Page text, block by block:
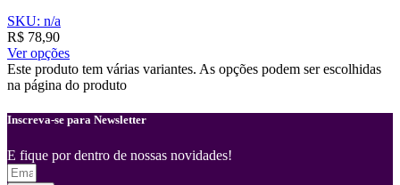
SKU: n/a
R$ 78,90
Ver opções
Este produto tem várias variantes. As opções podem ser escolhidas
na página do produto
Inscreva-se para Newsletter
E fique por dentro de nossas novidades!